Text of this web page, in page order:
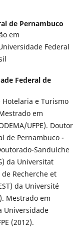
de Pernambuco
em
Federal
Federal de
e Turismo
em
UFPE). Doutor
de Pernambuco -
Sanduíche
da Universitat
Recherche et
da Université
Mestrado em
Universidade
(2012).